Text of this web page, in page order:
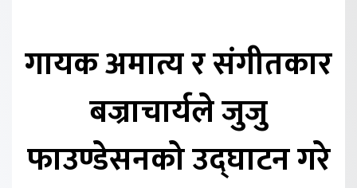
गायक अमात्य र संगीतकार
बज्राचार्यले जुजु
फाउण्डेसनको उद्घाटन गरे